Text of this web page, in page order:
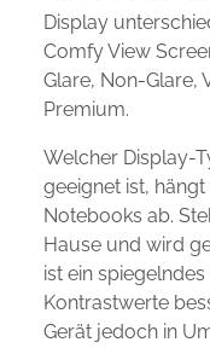
Display
Comfy View
Glare, Non-Glare,
Premium.
Welcher Display-
geeignet ist,
Notebooks ab.
Hause und wird
ist ein
Kontrastwerte
Gerät jedoch in